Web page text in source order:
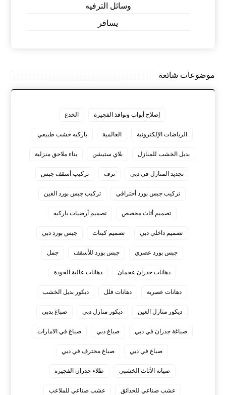
وسائل الترفيه
يسافر
موضوعات شائعة
إصلاح أبواب ونوافذ الفجيرة الخدع
الرياضات الإلكترونية العالمية باركيه خشب طبيعي
بديل الخشب للمنازل بلاي ستيشن بناء ملاحق منزلية
تجديد المنازل في دبي ترف تركيب أسقف جبس
تركيب جبس بورد أحترافي تركيب جبس بورد العين
تصميم أثاث مخصص تصميم أرضيات باركيه
تصميم داخلي دبي تصميم كبتات جبس بورد دبي
جبس بورد عصري جبس بورد للأسقف جمل
دهانات جدران عجمان دهانات عالية الجودة
دهانات عصرية دهانات فلل ديكور بديل الخشب
ديكور منازل العين ديكور منازل دبي صباغ بدبي
صباغة جدران في دبي صباغ دبي صباغ في الامارات
صباغ في دبي صباغ محترف في دبي
صيانة الأثاث الخشبي طلاء جدران الفجيرة
عشب صناعي للحدائق عشب صناعي للملاعب